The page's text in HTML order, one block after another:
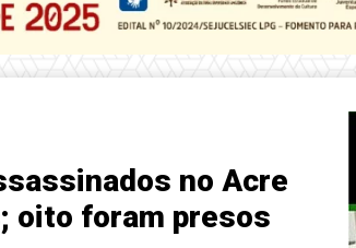
no Acre
oito foram presos